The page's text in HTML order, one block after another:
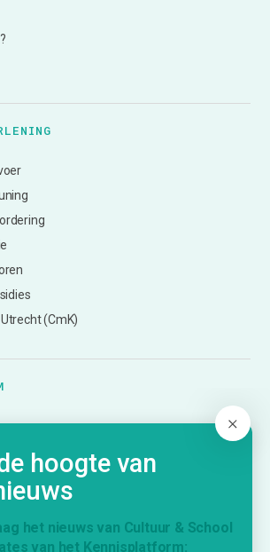
(CmK)
hoogte van
het nieuws van Cultuur & School
van het Kennisplatform: